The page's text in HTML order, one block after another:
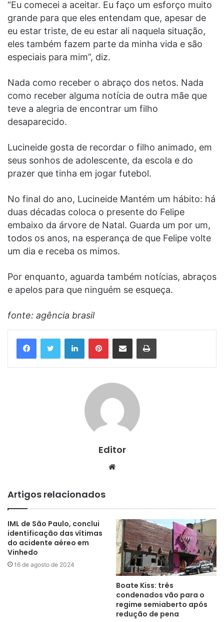
“Eu comecei a aceitar. Eu faço um esforço muito
grande para que eles entendam que, apesar de
eu estar triste, de eu estar ali naquela situação,
eles também fazem parte da minha vida e são
especiais para mim”, diz.
Nada como receber o abraço dos netos. Nada
como receber alguma notícia de outra mãe que
teve a alegria de encontrar um filho
desaparecido.
Lucineide gosta de recordar o filho animado, em
seus sonhos de adolescente, da escola e do
prazer que tinha em jogar futebol.
No final do ano, Lucineide Mantém um hábito: há
duas décadas coloca o presente do Felipe
embaixo da árvore de Natal. Guarda um por um,
todos os anos, na esperança de que Felipe volte
um dia e receba os mimos.
Por enquanto, aguarda também notícias, abraços
e apelos para que ninguém se esqueça.
fonte: agência brasil
LinkedinPinterestCompartilhar via e-mail Imprimir
Editor
Website
Artigos relacionados
IML de São Paulo, conclui
identificação das vítimas
do acidente aéreo em
Vinhedo
16 de agosto de 2024
Boate Kiss: três
condenados vão para o
regime semiaberto após
redução de pena